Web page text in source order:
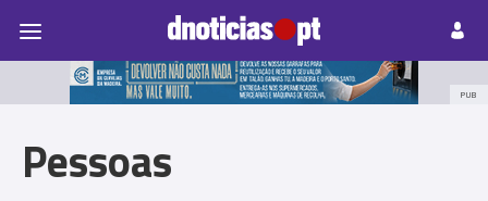
Prazeres Paisagens
PUB
Pessoas